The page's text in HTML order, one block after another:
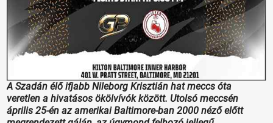
A Szadán élő ifjabb Nileborg Krisztián hat meccs óta
veretlen a hivatásos ökölvívók között. Utolsó meccsén
április 25-én az amerikai Baltimore-ban 2000 néző előtt